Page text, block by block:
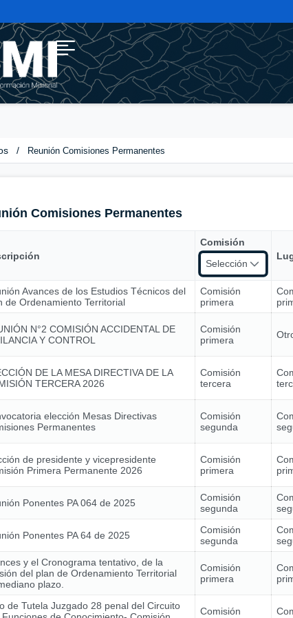
/ Reunión Comisiones Permanentes
Comisiones Permanentes
Comisión
Selección
Avances de los Estudios Técnicos del
de Ordenamiento Territorial
Comisión
primera
N°2 COMISIÓN ACCIDENTAL DE
Y CONTROL
Comisión
primera
DE LA MESA DIRECTIVA DE LA
TERCERA 2026
Comisión
tercera
elección Mesas Directivas
Permanentes
Comisión
segunda
de presidente y vicepresidente
Primera Permanente 2026
Comisión
primera
Ponentes PA 064 de 2025
Comisión
segunda
Ponentes PA 64 de 2025
Comisión
segunda
y el Cronograma tentativo, de la
del plan de Ordenamiento Territorial
plazo.
Comisión
primera
de Tutela Juzgado 28 penal del Circuito
Comisión